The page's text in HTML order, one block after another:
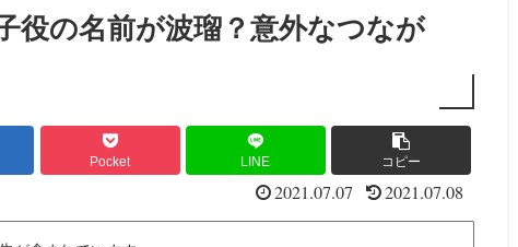
役の名前が波瑠？意外なつなが
Pocket LINE コピー
2021.07.07 2021.07.08